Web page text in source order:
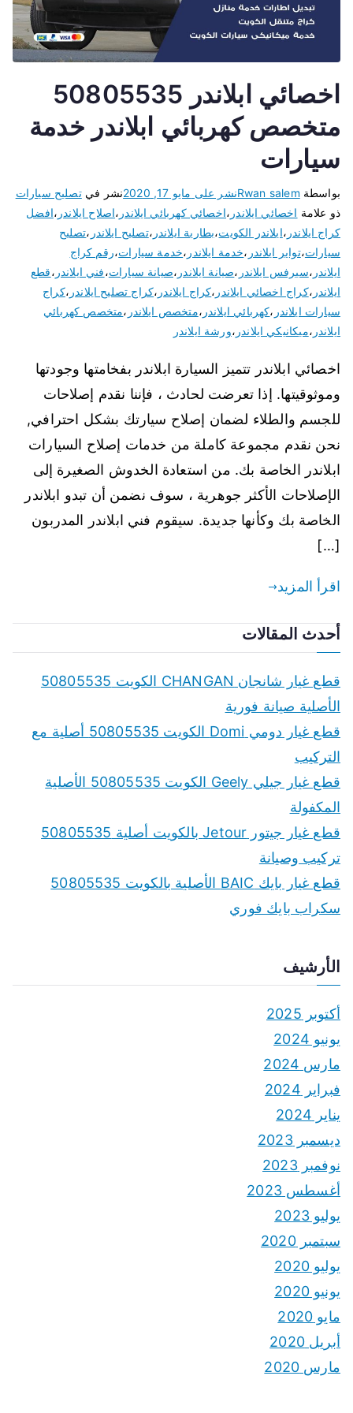
اخصائي ابلاندر 50805535
متخصص كهربائي ابلاندر خدمة
سيارات
بواسطة Rwan salemنشر على مايو 17, 2020 نشر فيتصليح سيارات
ذو علامة اخصائي ايلاندر ،اخصائي كهربائي ايلاندر ،اصلاح ايلاندر ،افضل
كراج ايلاندر ،ايلاندر الكويت،بطارية ايلاندر ،تصليح ايلاندر ،تصليح
سيارات،تواير ايلاندر ،خدمة ايلاندر ،خدمة سيارات،رقم كراج
ايلاندر ،سيرفس ايلاندر ،صيانة ايلاندر ،صيانة سيارات،فني ايلاندر ،قطع
ايلاندر ،كراج اخصائي ايلاندر ،كراج ايلاندر ،كراج تصليح ايلاندر ،كراج
سيارات ايلاندر ،كهربائي ايلاندر ،متخصص ايلاندر ،متخصص كهربائي
ايلاندر ،ميكانيكي ايلاندر ،ورشة ايلاندر
اخصائي ابلاندر تتميز السيارة ابلاندر بفخامتها وجودتها
وموثوقيتها. إذا تعرضت لحادث ، فإننا نقدم إصلاحات
للجسم والطلاء لضمان إصلاح سيارتك بشكل احترافي,
نحن نقدم مجموعة كاملة من خدمات إصلاح السيارات
ابلاندر الخاصة بك. من استعادة الخدوش الصغيرة إلى
الإصلاحات الأكثر جوهرية ، سوف نضمن أن تبدو ابلاندر
الخاصة بك وكأنها جديدة. سيقوم فني ابلاندر المدربون
[…]
اقرأ المزيد
أحدث المقالات
قطع غيار شانجان CHANGAN الكويت 50805535
الأصلية صيانة فورية
قطع غيار دومي Domi الكويت 50805535 أصلية مع
التركيب
قطع غيار جيلي Geely الكويت 50805535 الأصلية
المكفولة
قطع غيار جيتور Jetour بالكويت أصلية 50805535
تركيب وصيانة
قطع غيار بايك BAIC الأصلية بالكويت 50805535
سكراب بايك فوري
الأرشيف
أكتوبر 2025
يونيو 2024
مارس 2024
فبراير 2024
يناير 2024
ديسمبر 2023
نوفمبر 2023
أغسطس 2023
يوليو 2023
سبتمبر 2020
يوليو 2020
يونيو 2020
مايو 2020
أبريل 2020
مارس 2020